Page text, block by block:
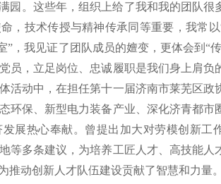
园。这些年，组织上给了我和我的团队很
，技术传授与精神传承同等重要，我常
”，我见证了团队成员的嬗变，更体会到“
员，立足岗位、忠诚履职是我们身上肩负
活动中，在担任第十一届济南市莱芜区政
环保、新型电力装备产业、深化济青都市
展热心奉献。曾提出加大对劳模创新工
等多条建议，为培养工匠人才、高技能人
推动创新人才队伍建设贡献了智慧和力量。